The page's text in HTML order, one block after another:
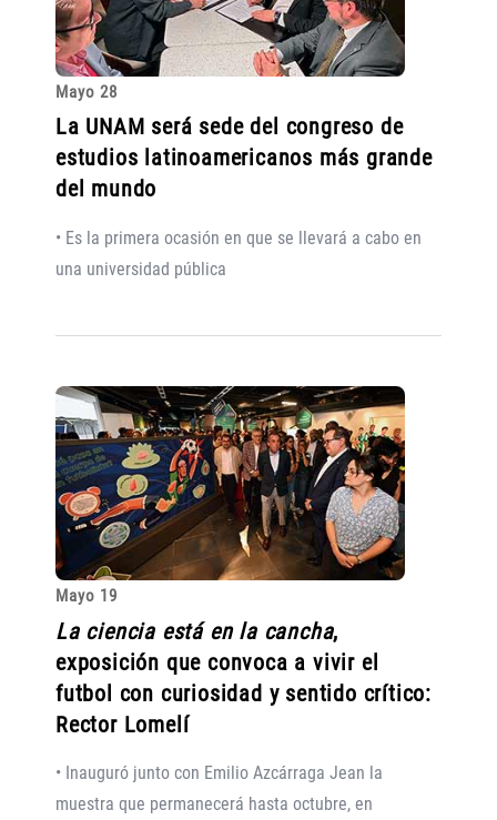
Mayo 28
La UNAM será sede del congreso de
estudios latinoamericanos más grande
del mundo
• Es la primera ocasión en que se llevará a cabo en
una universidad pública
Mayo 19
La ciencia está en la cancha,
exposición que convoca a vivir el
futbol con curiosidad y sentido crítico:
Rector Lomelí
• Inauguró junto con Emilio Azcárraga Jean la
muestra que permanecerá hasta octubre, en